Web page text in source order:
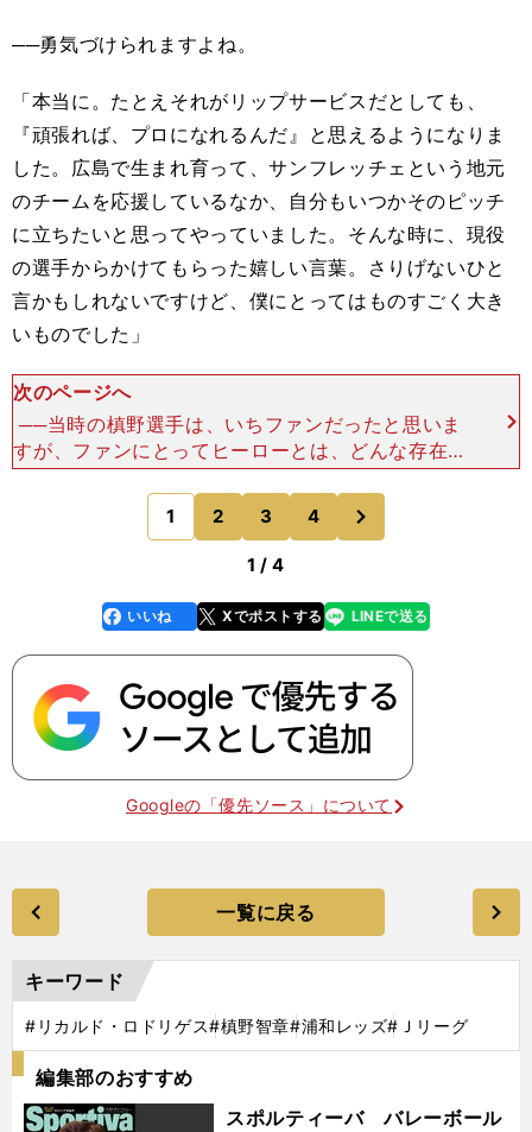
──勇気づけられますよね。
「本当に。たとえそれがリップサービスだとしても、
『頑張れば、プロになれるんだ』と思えるようになりま
した。広島で生まれ育って、サンフレッチェという地元
のチームを応援しているなか、自分もいつかそのピッチ
に立ちたいと思ってやっていました。そんな時に、現役
の選手からかけてもらった嬉しい言葉。さりげないひと
言かもしれないですけど、僕にとってはものすごく大き
いものでした」
次のページへ
──当時の槙野選手は、いちファンだったと思いま
すが、ファンにとってヒーローとは、どんな存在で
しょう？「窮地を救う存在。別に当時の僕が崖っぷ
ちだったわけじゃないんですけど（笑）。ただ何度
も言いますけど
1 2 3 4
のページへ
1 / 4
faceboo
k
いいね Xでポストする
line LINEで送る
Googleの「優先ソース」について
一覧に戻る
キーワード
#リカルド・ロドリゲス#槙野智章#浦和レッズ#Ｊリーグ
編集部のおすすめ
スポルティーバ バレーボール